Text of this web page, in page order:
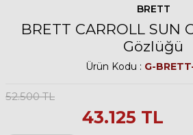
BRETT
BRETT CARROLL SUN
Gözlüğü
Ürün Kodu : G-
52.500TL
43.125 TL